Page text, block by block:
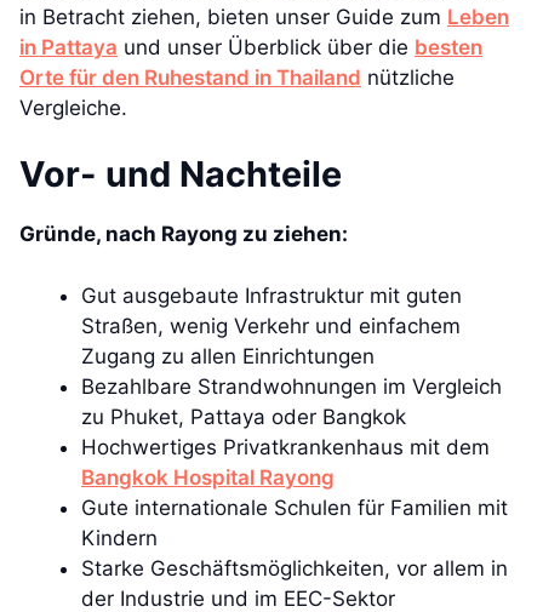
in Betracht ziehen, bieten unser Guide zum Leben
in Pattaya und unser Überblick über die besten
Orte für den Ruhestand in Thailand nützliche
Vergleiche.
Vor- und Nachteile
Gründe, nach Rayong zu ziehen:
Gut ausgebaute Infrastruktur mit guten
Straßen, wenig Verkehr und einfachem
Zugang zu allen Einrichtungen
Bezahlbare Strandwohnungen im Vergleich
zu Phuket, Pattaya oder Bangkok
Hochwertiges Privatkrankenhaus mit dem
Bangkok Hospital Rayong
Gute internationale Schulen für Familien mit
Kindern
Starke Geschäftsmöglichkeiten, vor allem in
der Industrie und im EEC-Sektor